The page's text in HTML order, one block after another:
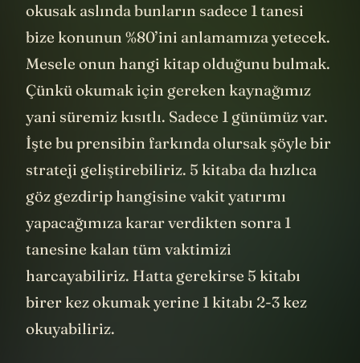
okusak aslında bunların sadece 1 tanesi
bize konunun %80’ini anlamamıza yetecek.
Mesele onun hangi kitap olduğunu bulmak.
Çünkü okumak için gereken kaynağımız
yani süremiz kısıtlı. Sadece 1 günümüz var.
İşte bu prensibin farkında olursak şöyle bir
strateji geliştirebiliriz. 5 kitaba da hızlıca
göz gezdirip hangisine vakit yatırımı
yapacağımıza karar verdikten sonra 1
tanesine kalan tüm vaktimizi
harcayabiliriz. Hatta gerekirse 5 kitabı
birer kez okumak yerine 1 kitabı 2-3 kez
okuyabiliriz.